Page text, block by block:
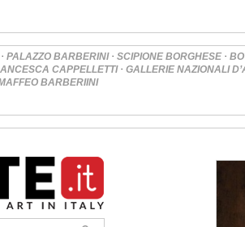
· PALAZZO BARBERINI· SCIPIONE BORGHESE ·
CAPPELLETTI· GALLERIE NAZIONALI
BARBERIINI